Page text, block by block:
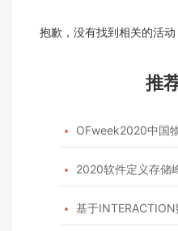
抱歉，没有找到相关的活
推
 OFweek2020中国
 2020软件定义存储
 基于INTERACTION数据